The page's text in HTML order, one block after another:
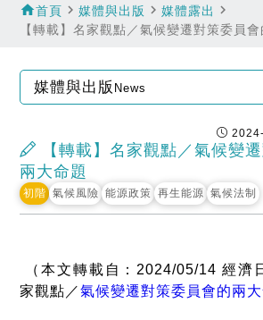
home首頁 navigate_next媒體與出版 navigate_next媒體露出 navigate_next
【轉載】名家觀點／氣候變遷對策委員
媒體與出版 News
【轉載】名家觀點／氣候變
兩大命題
初階 氣候風險 能源政策 再生能源 氣候法制
（本文轉載自：2024/05/14 經濟
家觀點／氣候變遷對策委員會的兩大